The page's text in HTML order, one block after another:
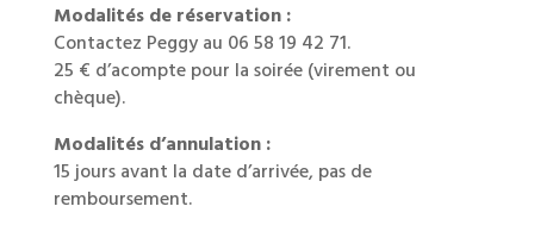
Modalités de réservation :
Contactez Peggy au 06 58 19 42 71.
25 € d’acompte pour la soirée (virement ou
chèque).
Modalités d’annulation :
15 jours avant la date d’arrivée, pas de
remboursement.